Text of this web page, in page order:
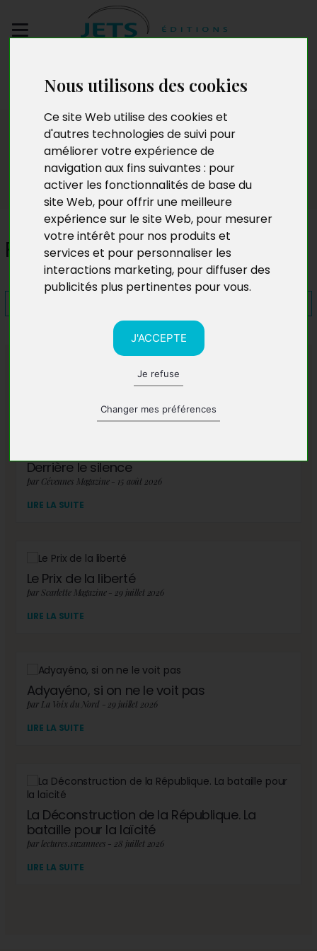
Nous utilisons des cookies
Ce site Web utilise des cookies et
d'autres technologies de suivi pour
améliorer votre expérience de
navigation aux fins suivantes : pour
activer les fonctionnalités de base du
site Web, pour offrir une meilleure
expérience sur le site Web, pour mesurer
votre intérêt pour nos produits et
services et pour personnaliser les
interactions marketing, pour diffuser des
publicités plus pertinentes pour vous.
J'ACCEPTE
Je refuse
Changer mes préférences
manuscrit
Presse
Pansées
A lire également
Derrière le silence
par Cévennes Magazine - 15 août 2026
LIRE LA SUITE
Le Prix de la liberté
par Scarlette Magazine - 29 juillet 2026
LIRE LA SUITE
Adyayéno, si on ne le voit pas
par La Voix du Nord - 29 juillet 2026
LIRE LA SUITE
La Déconstruction de la République. La
bataille pour la laïcité
par lectures.suzannees - 28 juillet 2026
LIRE LA SUITE